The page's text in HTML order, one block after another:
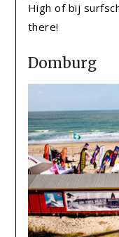
High of bij
there!
Domburg